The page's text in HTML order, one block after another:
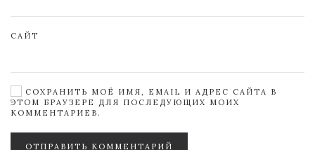
САЙТ
СОХРАНИТЬ МОЁ ИМЯ, EMAIL И АДРЕС САЙТА В
ЭТОМ БРАУЗЕРЕ ДЛЯ ПОСЛЕДУЮЩИХ МОИХ
КОММЕНТАРИЕВ.
ОТПРАВИТЬ КОММЕНТАРИЙ